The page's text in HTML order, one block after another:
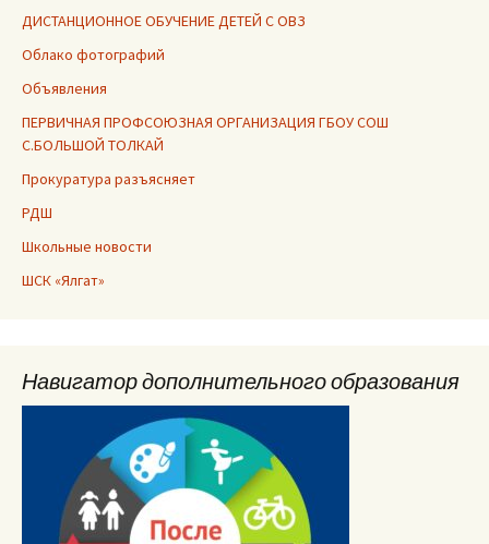
ДИСТАНЦИОННОЕ ОБУЧЕНИЕ ДЕТЕЙ С ОВЗ
Облако фотографий
Объявления
ПЕРВИЧНАЯ ПРОФСОЮЗНАЯ ОРГАНИЗАЦИЯ ГБОУ СОШ
С.БОЛЬШОЙ ТОЛКАЙ
Прокуратура разъясняет
РДШ
Школьные новости
ШСК «Ялгат»
Навигатор дополнительного образования